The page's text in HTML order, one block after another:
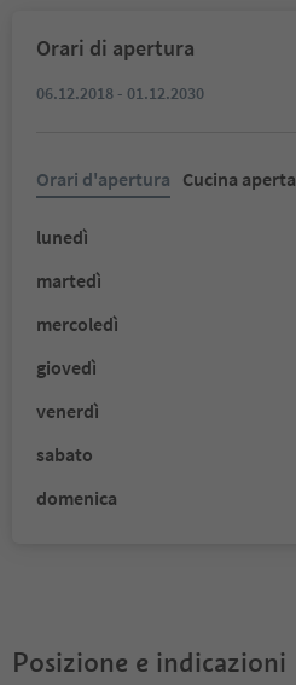
Orari di apertura
06.12.2018 - 01.12.2030
Orari d'apertura Cucina aperta
lunedì
martedì
mercoledì
giovedì
venerdì
sabato
domenica
Posizione e indicazioni